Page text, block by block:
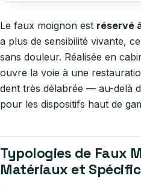
Le faux moignon est réservé
a plus de sensibilité vivante,
sans douleur. Réalisée en
ouvre la voie à une
dent très délabrée — au-delà
pour les dispositifs haut de
Typologies de Faux
Matériaux et